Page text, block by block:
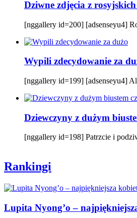
Dziwne zdjęcia z
[nggallery id=200] [adsenseyu4]
Wypili zdecydowanie za
[nggallery id=199] [adsenseyu4]
Dziewczyny z dużym
[nggallery id=198] Patrzcie i
Rankingi
Lupita Nyong’o –